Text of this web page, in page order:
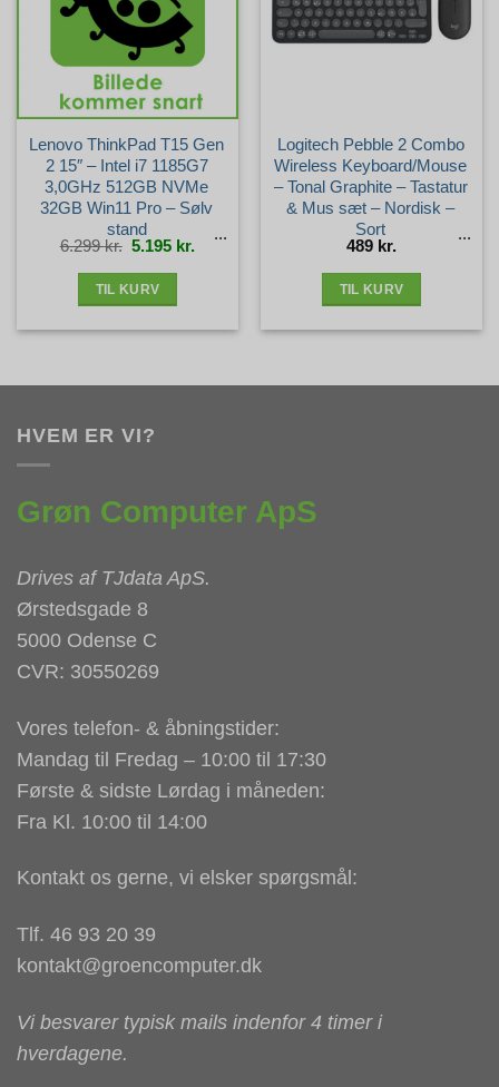
Lenovo ThinkPad T15 Gen
2 15″ – Intel i7 1185G7
3,0GHz 512GB NVMe
32GB Win11 Pro – Sølv
stand
6.299kr. Den
oprindelige
pris
5.195 kr. Den
aktuelle
pris
TIL KURV
Logitech Pebble 2 Combo
Wireless Keyboard/Mouse
– Tonal Graphite – Tastatur
& Mus sæt – Nordisk –
Sort
489 kr.
TIL KURV
HVEM ER VI?
Grøn Computer ApS
Drives af TJdata ApS.
Ørstedsgade 8
5000 Odense C
CVR: 30550269
Vores telefon- & åbningstider:
Mandag til Fredag – 10:00 til 17:30
Første & sidste Lørdag i måneden:
Fra Kl. 10:00 til 14:00
Kontakt os gerne, vi elsker spørgsmål:
Tlf. 46 93 20 39
kontakt@groencomputer.dk
Vi besvarer typisk mails indenfor 4 timer i
hverdagene.